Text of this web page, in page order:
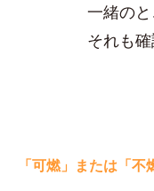
一緒のと
それも
「可燃」または「不